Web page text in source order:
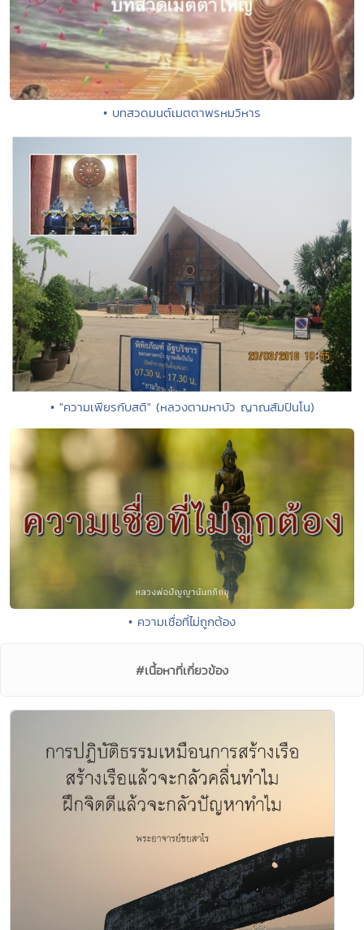
• บทสวดมนต์เมตตาพรหมวิหาร
• "ความเพียรกับสติ" (หลวงตามหาบัว ญาณสัมปันโน)
• ความเชื่อที่ไม่ถูกต้อง
#เนื้อหาที่เกี่ยวข้อง